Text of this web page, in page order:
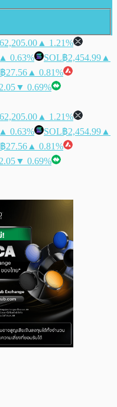
▲ 1.21%
▲ 0.63% SOL฿2,454.99 ▲
฿27.56 ▲ 0.81%
▼ 0.69%
▲ 1.21%
▲ 0.63% SOL฿2,454.99 ▲
฿27.56 ▲ 0.81%
▼ 0.69%